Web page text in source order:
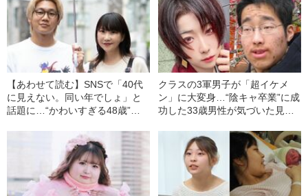
【あわせて読む】SNSで「40代
に見えない。同い年でしょ」と
話題に…“かわいすぎる48歳”の
と結婚するまでの意外な道のり
クラスの3軍男子が「超イケメ
ン」に大変身…“陰キャ卒業”に成
功した33歳男性が気づいた見た
縁を引き寄せるための第一歩」